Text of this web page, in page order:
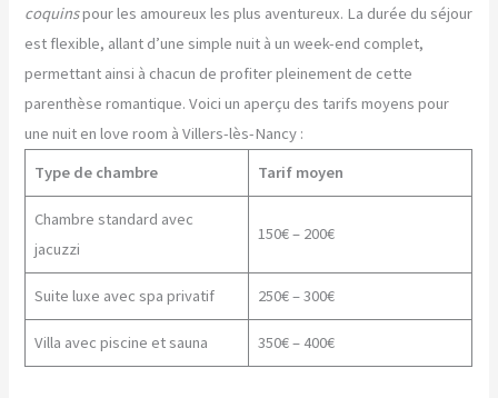
coquinspour les amoureux les plus aventureux. La durée du séjour
est flexible, allant d’une simple nuit à un week-end complet,
permettant ainsi à chacun de profiter pleinement de cette
parenthèse romantique. Voici un aperçu des tarifs moyens pour
une nuit en love room à Villers-lès-Nancy :
Type de chambre
Tarif moyen
Chambre standard avec
jacuzzi
150€ – 200€
Suite luxe avec spa privatif 250€ – 300€
Villa avec piscine et sauna 350€ – 400€